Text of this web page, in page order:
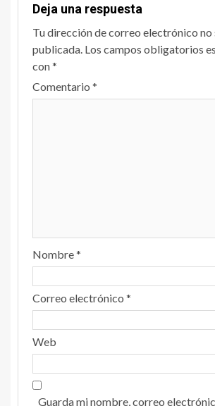
Deja una respuesta
Tu dirección de correo electrónico no
publicada. Los campos obligatorios
con*
Comentario *
Nombre*
Correo electrónico *
Web
Guarda mi nombre, correo